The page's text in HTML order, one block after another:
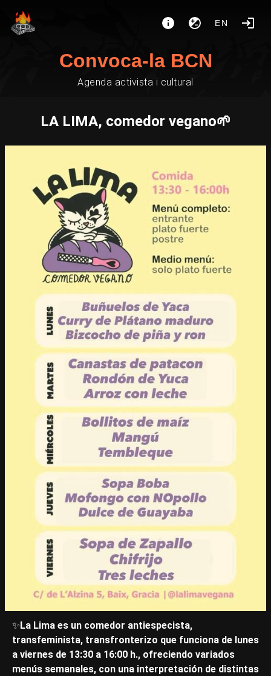
EN
Convoca-la BCN
Agenda activista i cultural
LA LIMA, comedor vegano🌱
✨La Lima es un comedor antiespecista,
transfeminista, transfronterizo que funciona de lunes
a viernes de 13:30 a 16:00 h., ofreciendo variados
menús semanales, con una interpretación de distintas